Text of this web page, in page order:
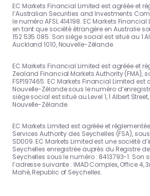
EC Markets Financial Limited est agréée et
l’Australian Securities and Investments
le numéro AFSL 414198. EC Markets
en tant que société étrangère en Australie
152 535 085. Son siège social est situé au 1
Auckland 1010, Nouvelle-Zélande.
EC Markets Financial Limited est agréée et
Zealand Financial Markets Authority (FMA),
FSP197465. EC Markets Financial Limited est
Nouvelle-Zélande sous le numéro
siège social est situé au Level 1, 1 Albert
Nouvelle-Zélande.
EC Markets Limited est agréée et
Services Authority des Seychelles (FSA),
SD009. EC Markets Limited est une société
Seychelles enregistrée auprès du Registre
Seychelles sous le numéro : 8413793-1. Son
l’adresse suivante : IMAD Complex, Office 4,
Mahé, Republic of Seychelles.